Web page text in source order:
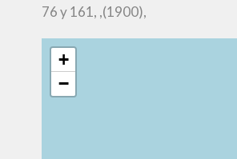
76 y 161, ,(1900),
+
−